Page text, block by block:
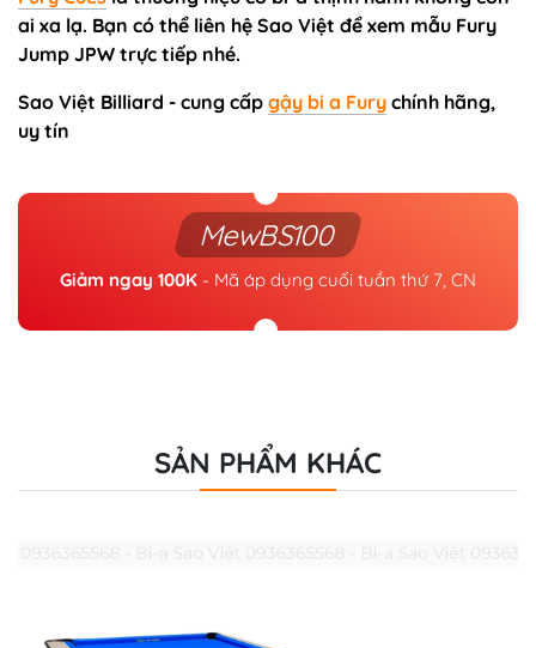
ai xa lạ. Bạn có thể liên hệ Sao Việt để xem mẫu Fury
Jump JPW trực tiếp nhé.
Sao Việt Billiard - cung cấp gậy bi a Fury chính hãng,
uy tín
MewBS100
Giảm ngay 100K - Mã áp dụng cuối tuần thứ 7, CN
SẢN PHẨM KHÁC